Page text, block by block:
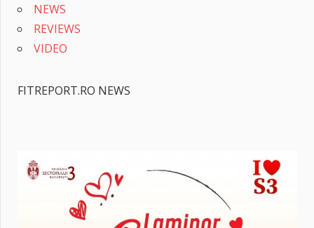
NEWS
REVIEWS
VIDEO
FITREPORT.RO NEWS